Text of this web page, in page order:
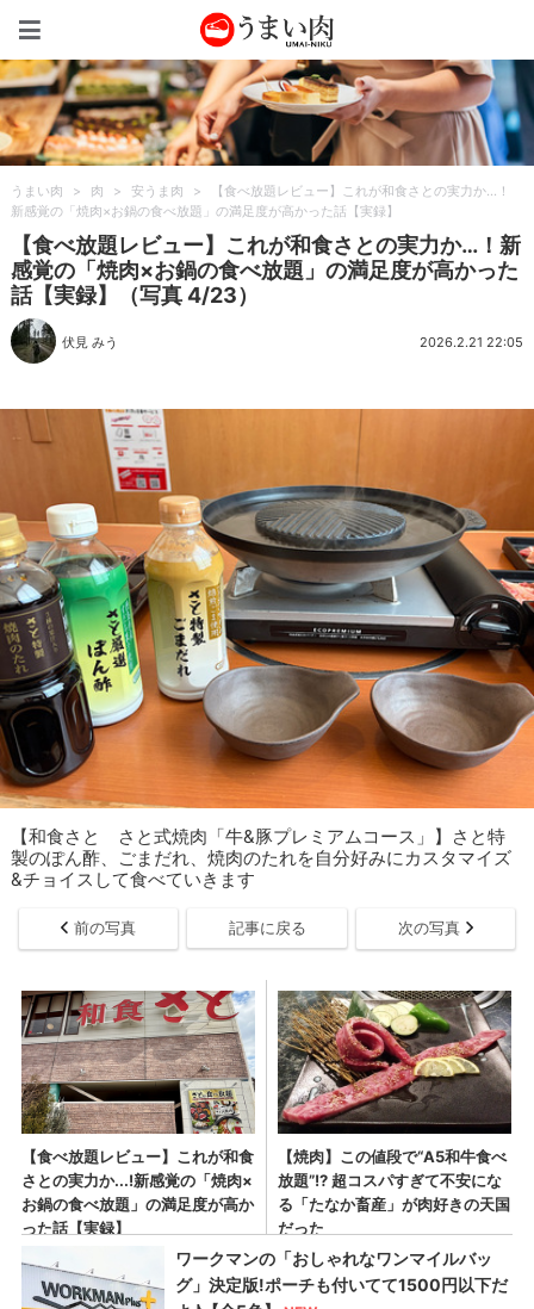
うまい肉 > 肉 > 安うま肉 >
【食べ放題レビュー】これが和食さとの実力か…！
新感覚の「焼肉×お鍋の食べ放題」の満足度が高かった話【実録】
【食べ放題レビュー】これが和食さとの実力か…！新
感覚の「焼肉×お鍋の食べ放題」の満足度が高かった
話【実録】（写真 4/23）
伏見 みう 2026.2.21 22:05
【和食さと さと式焼肉「牛&豚プレミアムコース」】さと特
製のぽん酢、ごまだれ、焼肉のたれを自分好みにカスタマイズ
&チョイスして食べていきます
前の写真 記事に戻る 次の写真